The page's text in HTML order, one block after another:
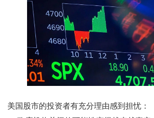
美国股市的投资者有充分理由感到担忧：